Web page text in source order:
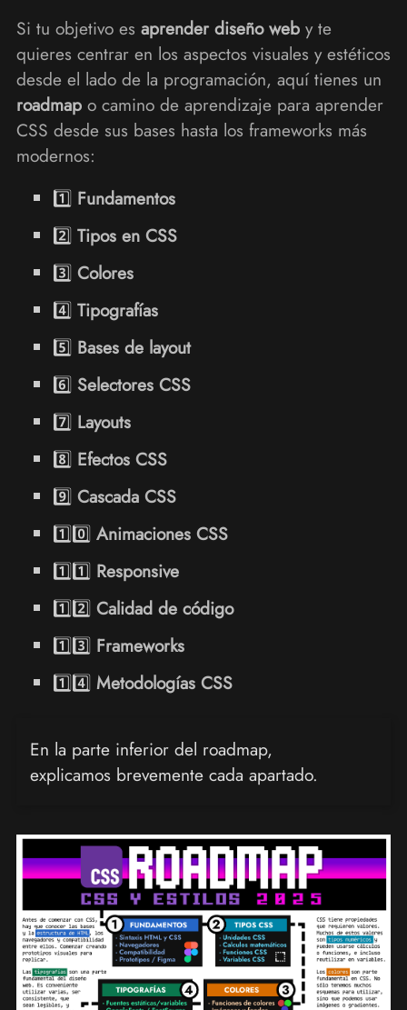
Si tu objetivo es aprender diseño weby te
quieres centrar en los aspectos visuales y estéticos
desde el lado de la programación, aquí tienes un
roadmapo camino de aprendizaje para aprender
CSS desde sus bases hasta los frameworks más
modernos:
1️⃣ Fundamentos
2️⃣ Tipos en CSS
3️⃣ Colores
4️⃣ Tipografías
5️⃣ Bases de layout
6️⃣ Selectores CSS
7️⃣ Layouts
8️⃣ Efectos CSS
9️⃣ Cascada CSS
1️⃣0️⃣ Animaciones CSS
1️⃣1️⃣ Responsive
1️⃣2️⃣ Calidad de código
1️⃣3️⃣ Frameworks
1️⃣4️⃣ Metodologías CSS
En la parte inferior del roadmap,
explicamos brevemente cada apartado.